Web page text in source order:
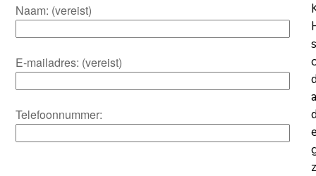
Naam: (vereist)
E-mailadres: (vereist)
Telefoonnummer: